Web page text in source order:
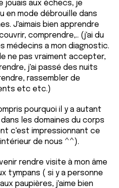
jouais aux échecs, je
en mode débrouille dans
J'aimais bien apprendre
comprendre,.. (j'ai du
médecins a mon diagnostic.
ne pas vraiment accepter,
j'ai passé des nuits
rassembler de
etc etc.)
pourquoi il y a autant
les domaines du corps
c'est impressionnant ce
de nous ^^).
rendre visite à mon âme
tympans ( si y a personne
paupières, j'aime bien